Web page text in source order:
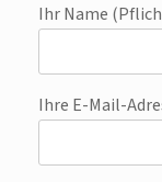
Ihr Name
Ihre E-Mail-